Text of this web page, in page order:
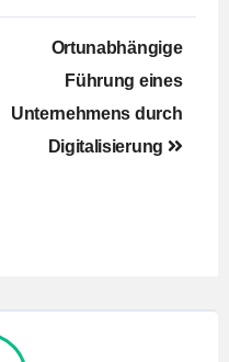
Ortunabhängige
Führung eines
Unternehmens durch
Digitalisierung